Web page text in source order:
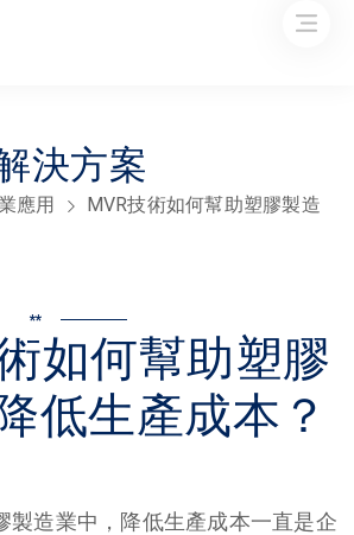
決方案
應用
MVR技術如何幫助塑膠製造
**
如何幫助塑膠
低生產成本？
製造業中，降低生產成本一直是企